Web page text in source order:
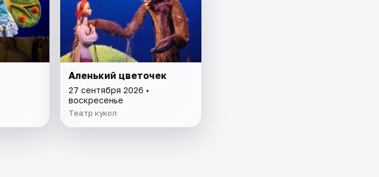
Аленький цветочек
27 сентября 2026 •
воскресенье
Театр кукол